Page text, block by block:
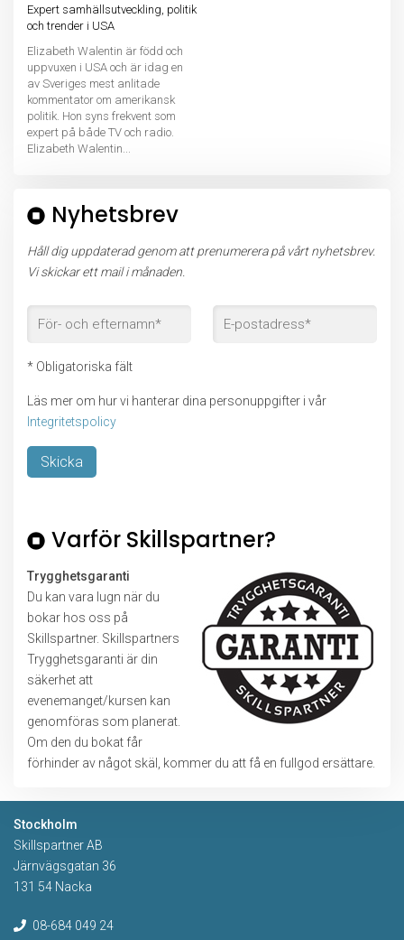
Expert samhällsutveckling, politik
och trender i USA
Elizabeth Walentin är född och
uppvuxen i USA och är idag en
av Sveriges mest anlitade
kommentator om amerikansk
politik. Hon syns frekvent som
expert på både TV och radio.
Elizabeth Walentin...
Nyhetsbrev
Håll dig uppdaterad genom att prenumerera på vårt nyhetsbrev.
Vi skickar ett mail i månaden.
* Obligatoriska fält
Läs mer om hur vi hanterar dina personuppgifter i vår
Integritetspolicy
Varför Skillspartner?
Trygghetsgaranti
Du kan vara lugn när du
bokar hos oss på
Skillspartner. Skillspartners
Trygghetsgaranti är din
säkerhet att
evenemanget/kursen kan
genomföras som planerat.
Om den du bokat får
förhinder av något skäl, kommer du att få en fullgod ersättare.
Stockholm
Skillspartner AB
Järnvägsgatan 36
131 54 Nacka
08-684 049 24